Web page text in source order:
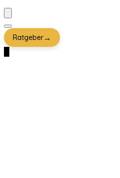
Ratgeber→